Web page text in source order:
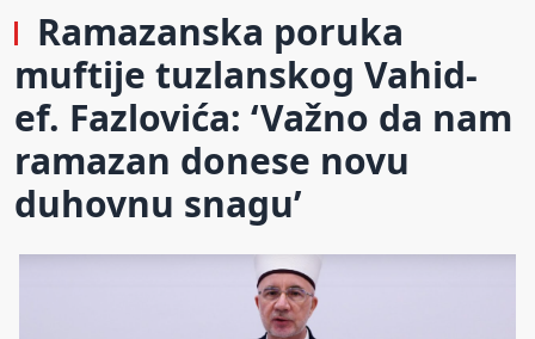
Ramazanska poruka
muftije tuzlanskog Vahid-
ef. Fazlovića: ‘Važno da nam
ramazan donese novu
duhovnu snagu’